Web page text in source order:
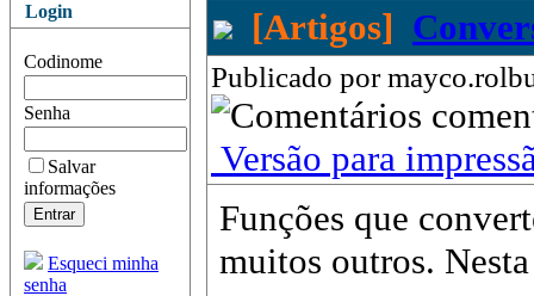
Login
Codinome
Senha
Salvar
informações
Esqueci minha
senha
[Artigos]
Publicado por
Versão para
Funções que
muitos outros.